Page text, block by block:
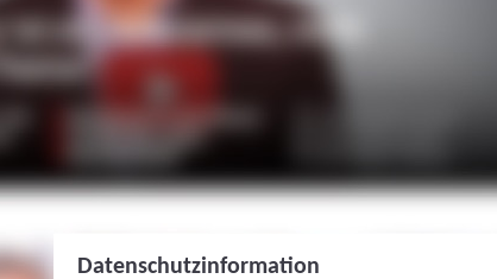
Datenschutzinformation